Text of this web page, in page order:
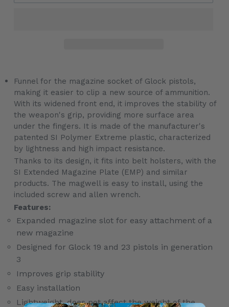
Funnel for the magazine socket of Glock pistols,
making it easier to clip a new source of ammunition.
With its widened front end, it improves the stability of
the weapon's grip, providing more surface area
under the fingers. It is made of the manufacturer's
patented SI Polymer Extreme plastic, characterized
by lightness and high impact resistance.
Thanks to its design, it fits into belt holsters, with the
SI Extended Magazine Plate (EMP) and similar
products. The magwell is easy to install, using the
included screw and allen wrench.
Features:
Expanded magazine slot for easy attachment of a
new magazine
Designed for Glock 19 and 23 pistols in generation
3
Improves grip stability
Easy installation
Lightweight, does not affect the weight of the